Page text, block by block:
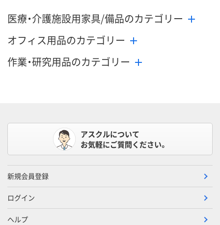
医療・介護施設用家具/備品のカテゴリー
オフィス用品のカテゴリー
作業・研究用品のカテゴリー
アスクルについて
お気軽にご質問ください。
新規会員登録
ログイン
ヘルプ